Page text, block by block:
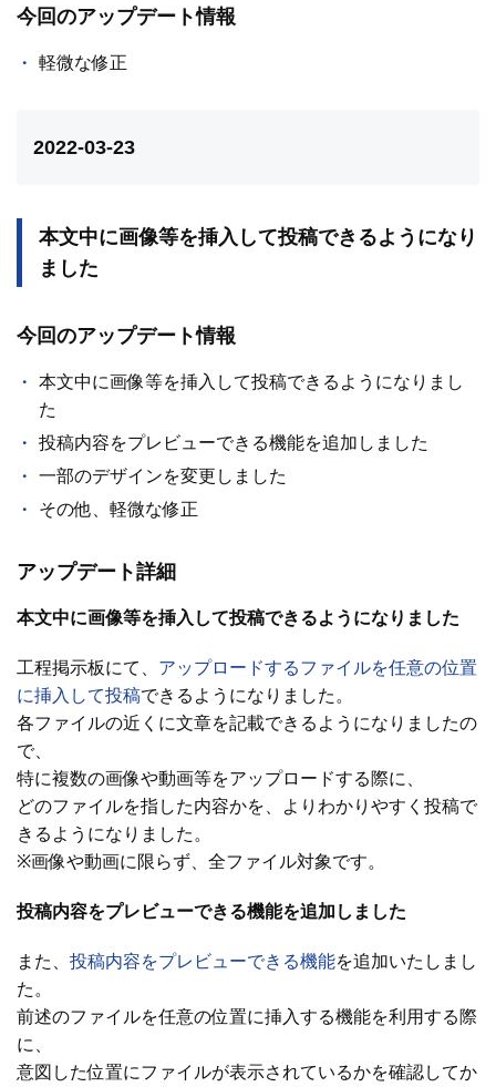
今回のアップデート情報
軽微な修正
2022-03-23
本文中に画像等を挿入して投稿できるようになり
ました
今回のアップデート情報
本文中に画像等を挿入して投稿できるようになりまし
た
投稿内容をプレビューできる機能を追加しました
一部のデザインを変更しました
その他、軽微な修正
アップデート詳細
本文中に画像等を挿入して投稿できるようになりました
工程掲示板にて、 アップロードするファイルを任意の位置
に挿入して投稿できるようになりました。
各ファイルの近くに文章を記載できるようになりましたの
で、
特に複数の画像や動画等をアップロードする際に、
どのファイルを指した内容かを、よりわかりやすく投稿で
きるようになりました。
※画像や動画に限らず、全ファイル対象です。
投稿内容をプレビューできる機能を追加しました
また、 投稿内容をプレビューできる機能を追加いたしまし
た。
前述のファイルを任意の位置に挿入する機能を利用する際
に、
意図した位置にファイルが表示されているかを確認してか